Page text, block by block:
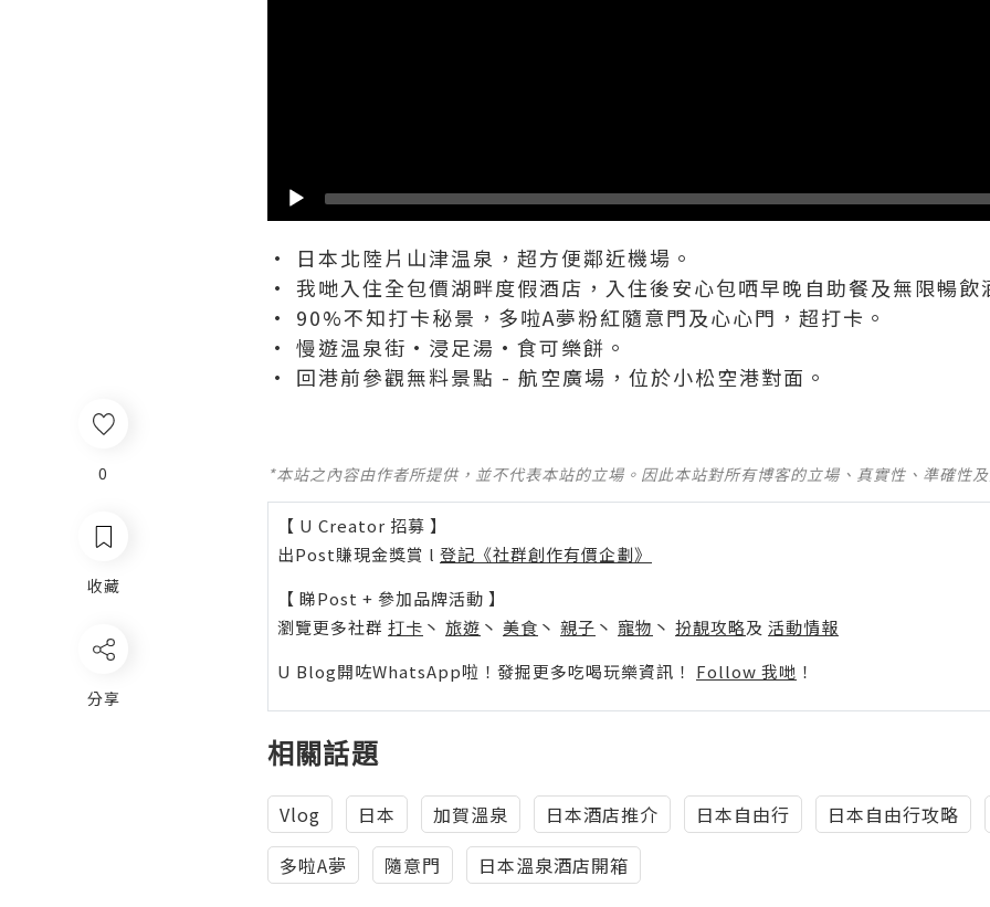
0
收藏
分享
• 日本北陸片山津温泉，超方便鄰近機場。
• 我哋入住全包價湖畔度假酒店，入住後安心包哂早晚自助餐及無限暢飲
• 90%不知打卡秘景，多啦A夢粉紅隨意門及心心門，超打卡。
• 慢遊温泉街•浸足湯•食可樂餅。
• 回港前參觀無料景點 - 航空廣場，位於小松空港對面。
*本站之內容由作者所提供，並不代表本站的立場。因此本站對所有博客的立場、真實性、準確性
【 U Creator 招募 】
出Post賺現金獎賞 l 登記《社群創作有價企劃》
【 睇Post + 參加品牌活動 】
瀏覽更多社群 打卡 丶 旅遊 丶 美食 丶 親子 丶 寵物 丶 扮靚攻略及 活動情報
U Blog開咗WhatsApp啦！發掘更多吃喝玩樂資訊！ Follow 我哋 ！
相關話題
Vlog 日本 加賀溫泉 日本酒店推介 日本自由行
日本自由行攻略
多啦A夢
隨意門 日本溫泉酒店開箱